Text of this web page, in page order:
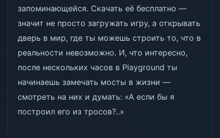
запоминающейся. Скачать её бесплатно —
значит не просто загружать игру, а открывать
дверь в мир, где ты можешь строить то, что в
реальности невозможно. И, что интересно,
после нескольких часов в Playground ты
начинаешь замечать мосты в жизни —
смотреть на них и думать: «А если бы я
построил его из тросов?..»